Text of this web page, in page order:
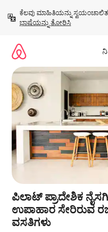
ಹೋಗಿ
ಕೆಲವು ಮಾಹಿತಿಯನ್ನು
ಭಾಷೆಯನ್ನು ತೋರಿಸಿ
ಪಿಲಾಟ್ ಪ್ರಾದೇಶಿಕ
ಉಪಾಹಾರ ಸೇರಿರುವ
ವಸತಿಗಳು